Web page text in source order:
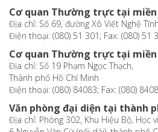
Cơ quan Thường trực tại
Địa chỉ: Số 69, đường Xô Viết Nghệ
Điện thoại: (080) 51 301; Fax: (080) 51
Cơ quan Thường trực tại
Địa chỉ: Số 19 Phạm Ngọc Thạch,
Thành phố Hồ Chí Minh
Điện thoại: (080) 84083; Fax: (080)
Văn phòng đại diện tại thành
Địa chỉ: Phòng 302, Khu Hiệu Bộ, Học